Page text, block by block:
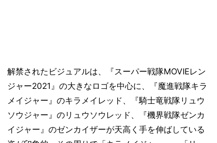
解禁されたビジュアルは、『スーパー戦隊MOVIEレン
ジャー2021』の大きなロゴを中心に、『魔進戦隊キラ
メイジャー』のキラメイレッド、『騎士竜戦隊リュウ
ソウジャー』のリュウソウレッド、『機界戦隊ゼンカ
イジャー』のゼンカイザーが天高く手を伸ばしている